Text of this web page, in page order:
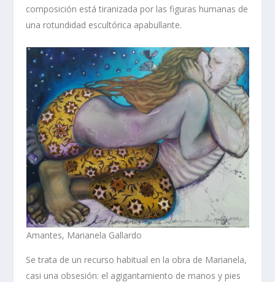
composición está tiranizada por las figuras humanas de
una rotundidad escultórica apabullante.
Amantes, Marianela Gallardo
Se trata de un recurso habitual en la obra de Marianela,
casi una obsesión: el agigantamiento de manos y pies